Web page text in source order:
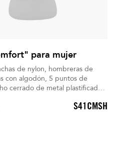
para mujer
de nylon, hombreras de
con algodón, 5 puntos de
cerrado de metal plastificado,
S41CMSH